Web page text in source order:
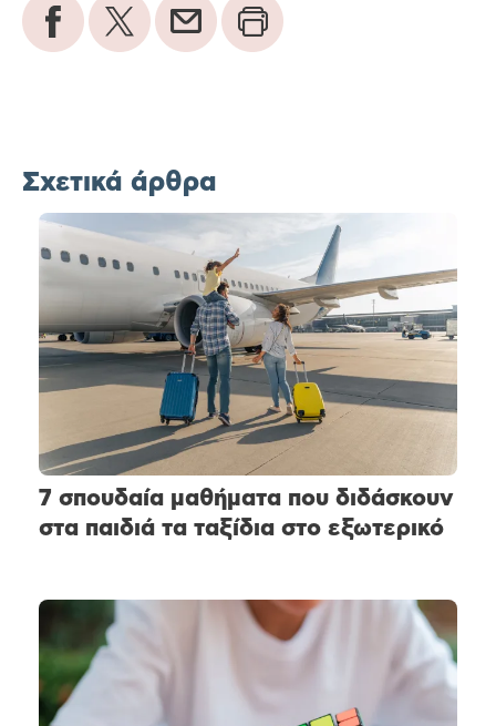
Σχετικά άρθρα
7 σπουδαία μαθήματα που διδάσκουν
στα παιδιά τα ταξίδια στο εξωτερικό